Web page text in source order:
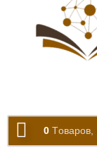
0 Tоваров,